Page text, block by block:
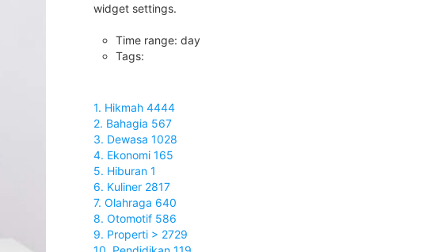
widget settings.
Time range: day
Tags:
1. Hikmah 4444
2. Bahagia 567
3. Dewasa 1028
4. Ekonomi 165
5. Hiburan 1
6. Kuliner 2817
7. Olahraga 640
8. Otomotif 586
9. Properti > 2729